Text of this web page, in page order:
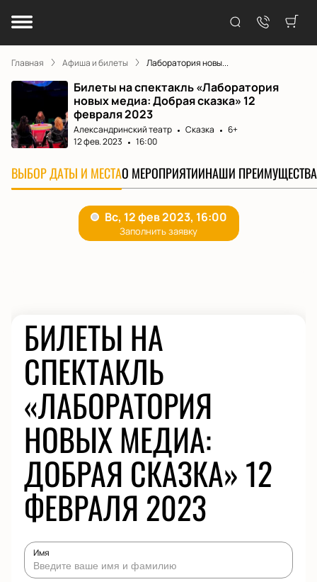
Главная Афиша и билеты Лаборатория новы...
Билеты на спектакль «Лаборатория
новых медиа: Добрая сказка» 12
февраля 2023
Александринский театр Сказка
6+
12 фев. 2023
16:00
ВЫБОР ДАТЫ И МЕСТАО МЕРОПРИЯТИИНАШИ ПРЕИМУЩЕСТВА
БИЛЕТЫ НА
СПЕКТАКЛЬ
«ЛАБОРАТОРИЯ
НОВЫХ МЕДИА:
ДОБРАЯ СКАЗКА» 12
ФЕВРАЛЯ 2023
Имя